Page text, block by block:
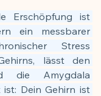
von
geprüft vom
Erschöpfung ist
ein messbarer
Stress
lässt den
die Amygdala
Dein Gehirn ist